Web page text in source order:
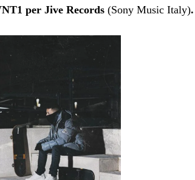
per Jive Records(Sony Music Italy).